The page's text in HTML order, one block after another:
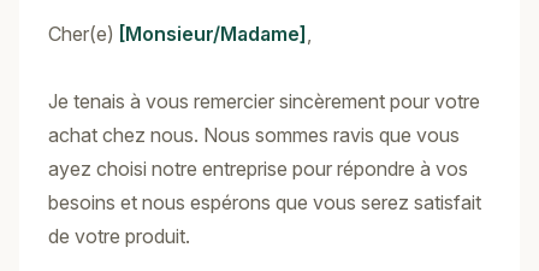
Cher(e) [Monsieur/Madame] ,
Je tenais à vous remercier sincèrement pour votre
achat chez nous. Nous sommes ravis que vous
ayez choisi notre entreprise pour répondre à vos
besoins et nous espérons que vous serez satisfait
de votre produit.